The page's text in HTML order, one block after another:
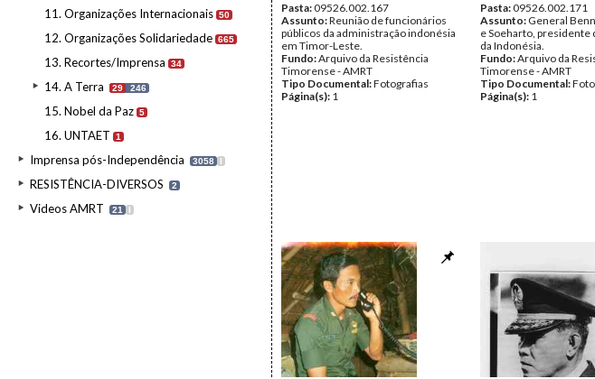
11. Organizações Internacionais 50
12. Organizações Solidariedade 665
13. Recortes/Imprensa 34
14. A Terra 29 246
15. Nobel da Paz 5
16. UNTAET 1
Imprensa pós-Independência 3058 I
RESISTÊNCIA-DIVERSOS 2
Videos AMRT 21 I
Pasta:09526.002.167
Assunto:Reunião de funcionários
públicos da administração indonésia
em Timor-Leste.
Fundo:Arquivo da Resistência
Timorense - AMRT
Tipo Documental:Fotografias
Página(s): 1
Pasta:09526.002.171
Assunto: General
e Soeharto, presidente
da Indonésia.
Fundo:Arquivo da
Timorense - AMRT
Tipo Documental:
Página(s): 1